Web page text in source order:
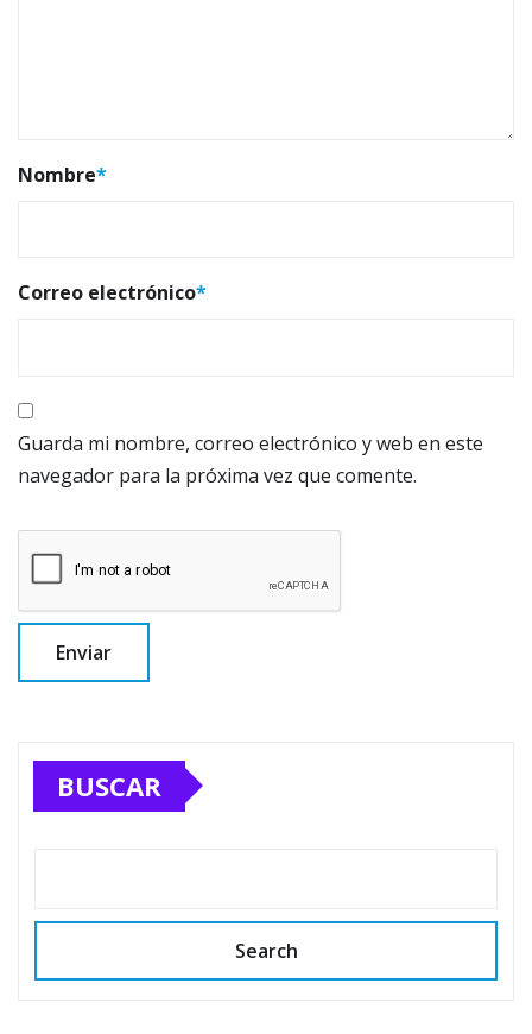
Nombre*
Correo electrónico*
Guarda mi nombre, correo electrónico y web en este
navegador para la próxima vez que comente.
BUSCAR
Search